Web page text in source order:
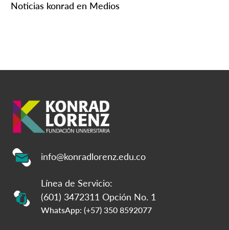
Noticias konrad en Medios
info@konradlorenz.edu.co
Línea de Servicio:
(601) 3472311 Opción No. 1
WhatsApp: (+57) 350 8592077